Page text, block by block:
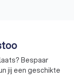
Bespaar
jij een geschikte